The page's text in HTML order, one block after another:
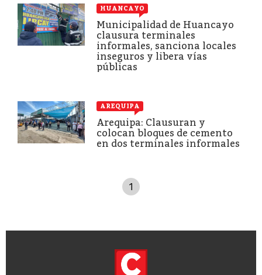
HUANCAYO
Municipalidad de Huancayo
clausura terminales
informales, sanciona locales
inseguros y libera vías
públicas
AREQUIPA
Arequipa: Clausuran y
colocan bloques de cemento
en dos terminales informales
1